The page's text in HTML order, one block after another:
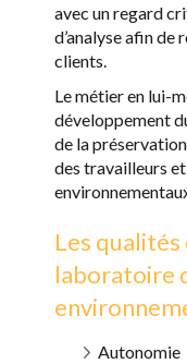
avec un regard
d’analyse afin de
clients.
Le métier en lui-
développement
de la
des travailleurs
Les qualités
laboratoire
Autonomie